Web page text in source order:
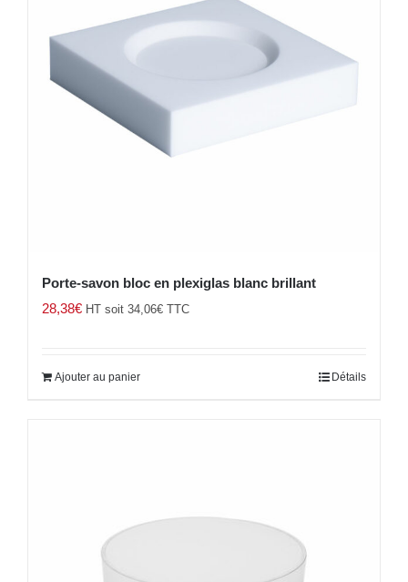
Porte-savon bloc en plexiglas blanc brillant
28,38€ HT soit 34,06€ TTC
Ajouter au panier Détails